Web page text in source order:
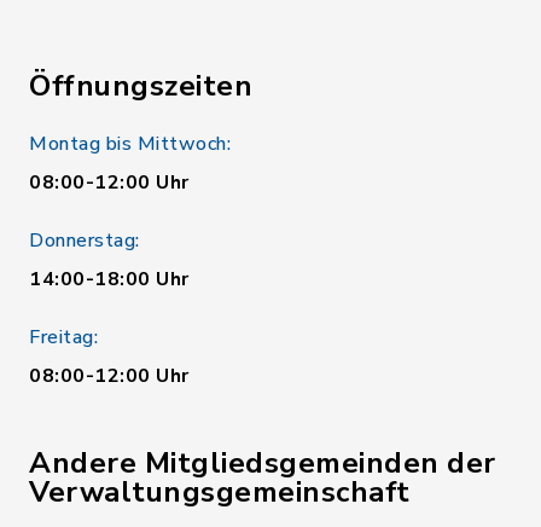
Öffnungszeiten
Montag bis Mittwoch:
08:00-12:00 Uhr
Donnerstag:
14:00-18:00 Uhr
Freitag:
08:00-12:00 Uhr
Andere Mitgliedsgemeinden der
Verwaltungsgemeinschaft